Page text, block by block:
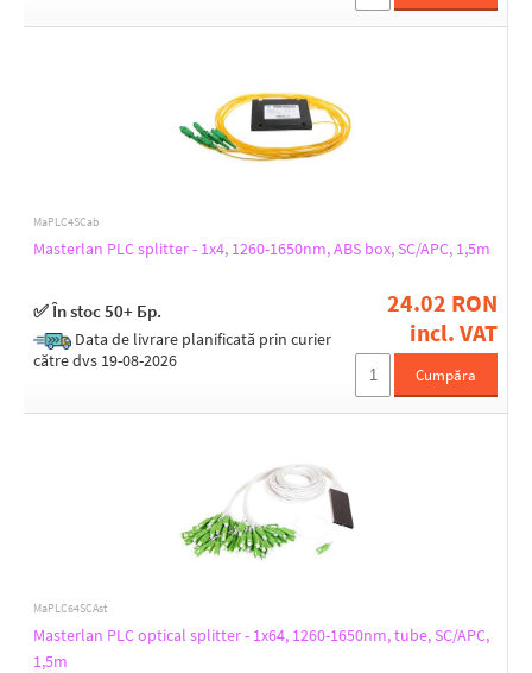
Height [mm]
443
Transparent
White
MaPLC4SCab
Masterlan PLC splitter - 1x4, 1260-1650nm, ABS box, SC/APC, 1,5m
✅ În stoc 50+ Бр.
Data de livrare planificată prin curier
către dvs 19-08-2026
24.02 RON
incl. VAT
Cumpăra
MaPLC64SCAst
Masterlan PLC optical splitter - 1x64, 1260-1650nm, tube, SC/APC,
1,5m